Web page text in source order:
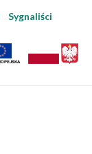
Sygnaliści